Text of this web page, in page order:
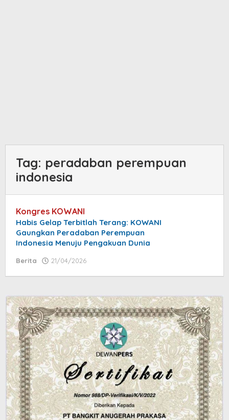
Tag: peradaban perempuan
indonesia
Kongres KOWANI
Habis Gelap Terbitlah Terang: KOWANI
Gaungkan Peradaban Perempuan
Indonesia Menuju Pengakuan Dunia
Berita 21/04/2026